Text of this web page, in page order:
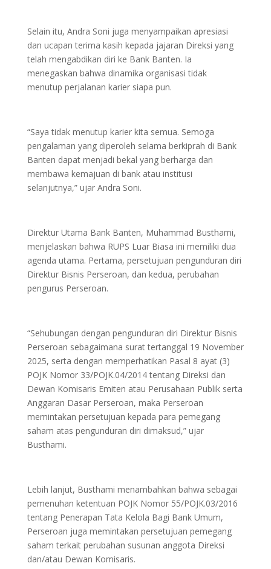
Selain itu, Andra Soni juga menyampaikan apresiasi
dan ucapan terima kasih kepada jajaran Direksi yang
telah mengabdikan diri ke Bank Banten. Ia
menegaskan bahwa dinamika organisasi tidak
menutup perjalanan karier siapa pun.
“Saya tidak menutup karier kita semua. Semoga
pengalaman yang diperoleh selama berkiprah di Bank
Banten dapat menjadi bekal yang berharga dan
membawa kemajuan di bank atau institusi
selanjutnya,” ujar Andra Soni.
Direktur Utama Bank Banten, Muhammad Busthami,
menjelaskan bahwa RUPS Luar Biasa ini memiliki dua
agenda utama. Pertama, persetujuan pengunduran diri
Direktur Bisnis Perseroan, dan kedua, perubahan
pengurus Perseroan.
“Sehubungan dengan pengunduran diri Direktur Bisnis
Perseroan sebagaimana surat tertanggal 19 November
2025, serta dengan memperhatikan Pasal 8 ayat (3)
POJK Nomor 33/POJK.04/2014 tentang Direksi dan
Dewan Komisaris Emiten atau Perusahaan Publik serta
Anggaran Dasar Perseroan, maka Perseroan
memintakan persetujuan kepada para pemegang
saham atas pengunduran diri dimaksud,” ujar
Busthami.
Lebih lanjut, Busthami menambahkan bahwa sebagai
pemenuhan ketentuan POJK Nomor 55/POJK.03/2016
tentang Penerapan Tata Kelola Bagi Bank Umum,
Perseroan juga memintakan persetujuan pemegang
saham terkait perubahan susunan anggota Direksi
dan/atau Dewan Komisaris.